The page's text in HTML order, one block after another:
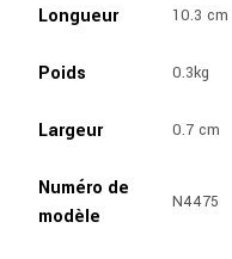
Longueur 10.3 cm
Poids 0.3kg
Largeur 0.7 cm
Numéro de
modèle
N4475